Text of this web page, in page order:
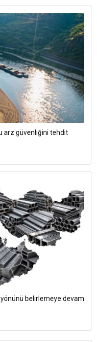
arz güvenliğini tehdit
belirlemeye devam